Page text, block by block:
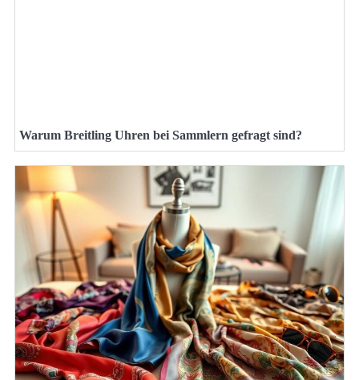
Warum Breitling Uhren bei Sammlern gefragt sind?